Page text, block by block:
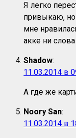
Я легко
привыкаю, но
мне
акке ни
Shadow:
11.03.2014 в
А где же
Noory San:
11.03.2014 в